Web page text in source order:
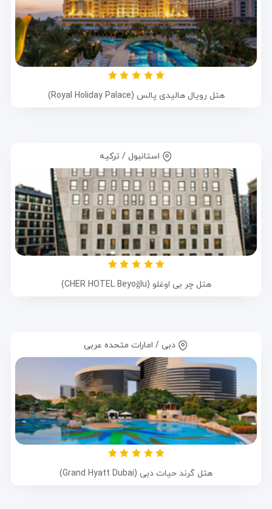
هتل رویال هالیدی پالس (Royal Holiday Palace)
استانبول / ترکیه
هتل چر بی اوغلو (CHER HOTEL Beyoğlu)
دبی / امارات متحده عربی
هتل گرند حیات دبی (Grand Hyatt Dubai)